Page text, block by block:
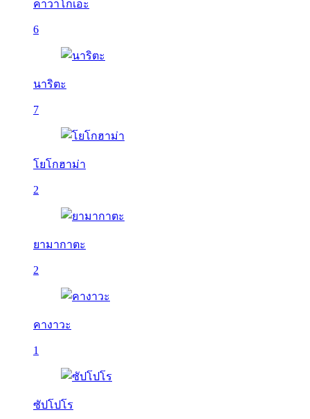
คาวาโกเอะ
6
นาริตะ
7
โยโกฮาม่า
2
ยามากาตะ
2
คางาวะ
1
ซัปโปโร